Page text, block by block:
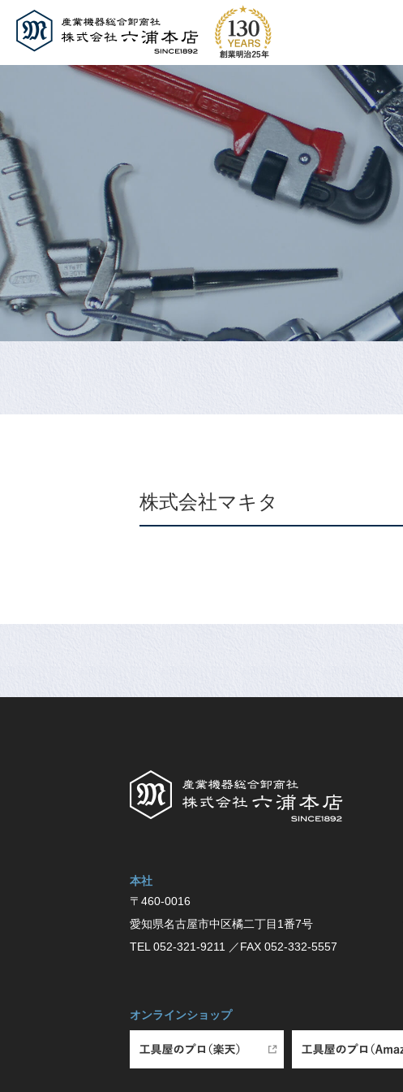
株式会社マキタ
本社
〒460-0016
愛知県名古屋市中区橘⼆丁⽬1番7号
TEL 052-321-9211
／FAX 052-332-5557
オンラインショップ